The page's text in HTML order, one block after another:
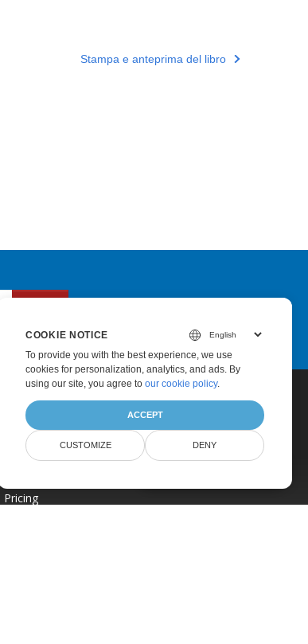
Stampa e anteprima del libro
Pricing
COOKIE NOTICE
To provide you with the best experience, we use
cookies for personalization, analytics, and ads. By
using our site, you agree to our cookie policy.
ACCEPT
CUSTOMIZE DENY